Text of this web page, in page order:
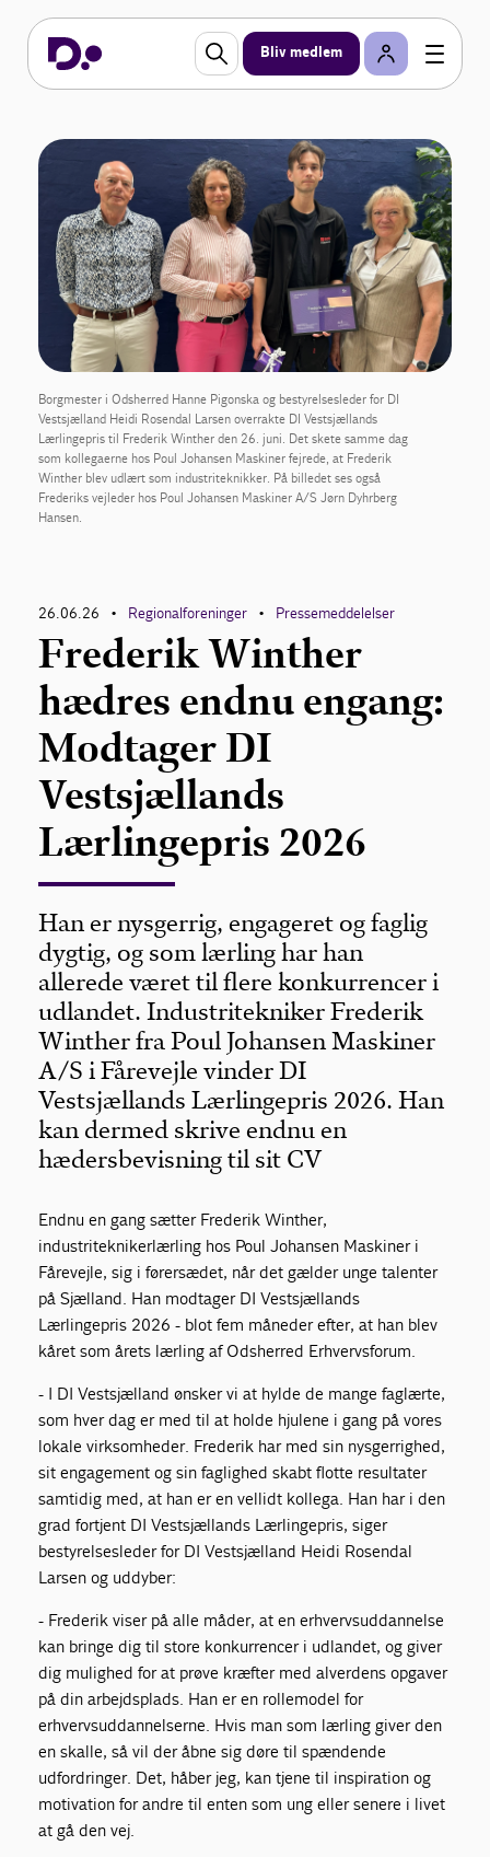
Bliv medlem
Borgmester i Odsherred Hanne Pigonska og bestyrelsesleder for DI
Vestsjælland Heidi Rosendal Larsen overrakte DI Vestsjællands
Lærlingepris til Frederik Winther den 26. juni. Det skete samme dag
som kollegaerne hos Poul Johansen Maskiner fejrede, at Frederik
Winther blev udlært som industriteknikker. På billedet ses også
Frederiks vejleder hos Poul Johansen Maskiner A/S Jørn Dyhrberg
Hansen.
26.06.26 • Regionalforeninger • Pressemeddelelser
Frederik Winther
hædres endnu engang:
Modtager DI
Vestsjællands
Lærlingepris 2026
Han er nysgerrig, engageret og faglig
dygtig, og som lærling har han
allerede været til flere konkurrencer i
udlandet. Industritekniker Frederik
Winther fra Poul Johansen Maskiner
A/S i Fårevejle vinder DI
Vestsjællands Lærlingepris 2026. Han
kan dermed skrive endnu en
hædersbevisning til sit CV
Endnu en gang sætter Frederik Winther,
industriteknikerlærling hos Poul Johansen Maskiner i
Fårevejle, sig i førersædet, når det gælder unge talenter
på Sjælland. Han modtager DI Vestsjællands
Lærlingepris 2026 - blot fem måneder efter, at han blev
kåret som årets lærling af Odsherred Erhvervsforum.
- I DI Vestsjælland ønsker vi at hylde de mange faglærte,
som hver dag er med til at holde hjulene i gang på vores
lokale virksomheder. Frederik har med sin nysgerrighed,
sit engagement og sin faglighed skabt flotte resultater
samtidig med, at han er en vellidt kollega. Han har i den
grad fortjent DI Vestsjællands Lærlingepris, siger
bestyrelsesleder for DI Vestsjælland Heidi Rosendal
Larsen og uddyber:
- Frederik viser på alle måder, at en erhvervsuddannelse
kan bringe dig til store konkurrencer i udlandet, og giver
dig mulighed for at prøve kræfter med alverdens opgaver
på din arbejdsplads. Han er en rollemodel for
erhvervsuddannelserne. Hvis man som lærling giver den
en skalle, så vil der åbne sig døre til spændende
udfordringer. Det, håber jeg, kan tjene til inspiration og
motivation for andre til enten som ung eller senere i livet
at gå den vej.